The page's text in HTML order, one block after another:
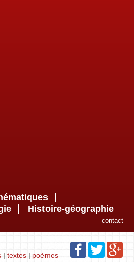
|
| Histoire-géographie
contact
|textes | poèmes